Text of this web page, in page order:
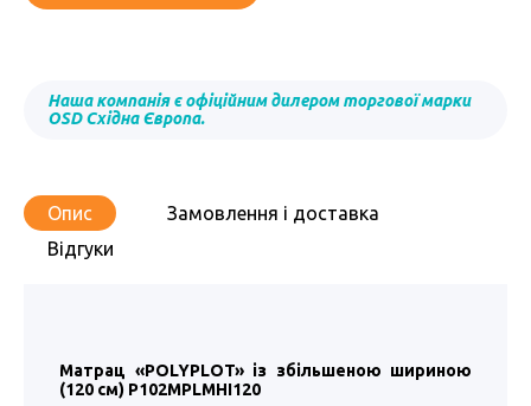
Наша компанія є офіційним дилером торгової марки
OSD Східна Європа.
Опис
Замовлення і доставка
Відгуки
Матрац «POLYPLOT» із збільшеною шириною
(120 см) P102MPLMHI120